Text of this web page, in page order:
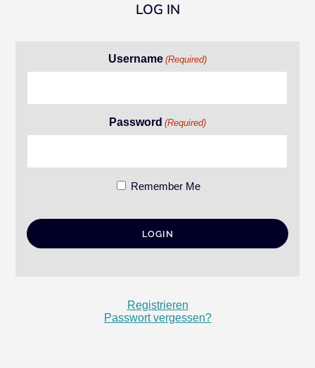
LOG IN
Username (Required)
Password (Required)
Remember Me
Registrieren
Passwort vergessen?